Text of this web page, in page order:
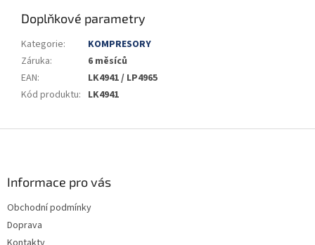
Doplňkové parametry
Kategorie:
KOMPRESORY
Záruka:
6 měsíců
EAN:
LK4941 / LP4965
Kód produktu: LK4941
Informace pro vás
Obchodní podmínky
Doprava